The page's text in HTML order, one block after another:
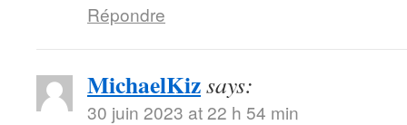
Répondre
MichaelKizsays:
30 juin 2023 at 22 h 54 min